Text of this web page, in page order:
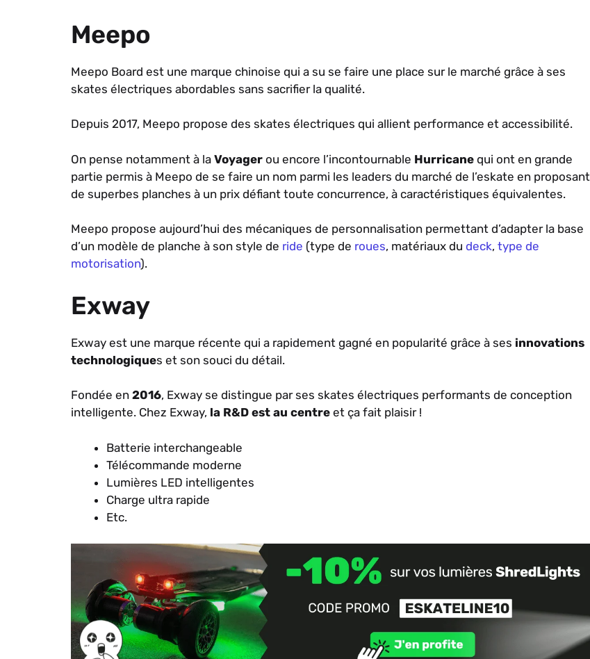
Meepo
Meepo Board est une marque chinoise qui a su se faire une place sur le marché grâce à ses
skates électriques abordables sans sacrifier la qualité.
Depuis 2017, Meepo propose des skates électriques qui allient performance et accessibilité.
On pense notamment à la Voyager ou encore l’incontournable Hurricane qui ont en grande
partie permis à Meepo de se faire un nom parmi les leaders du marché de l’eskate en proposant
de superbes planches à un prix défiant toute concurrence, à caractéristiques équivalentes.
Meepo propose aujourd’hui des mécaniques de personnalisation permettant d’adapter la base
d’un modèle de planche à son style de ride (type de roues, matériaux du deck, type de
motorisation).
Exway
Exway est une marque récente qui a rapidement gagné en popularité grâce à ses innovations
technologiques et son souci du détail.
Fondée en 2016, Exway se distingue par ses skates électriques performants de conception
intelligente. Chez Exway, la R&D est au centre et ça fait plaisir !
Batterie interchangeable
Télécommande moderne
Lumières LED intelligentes
Charge ultra rapide
Etc.